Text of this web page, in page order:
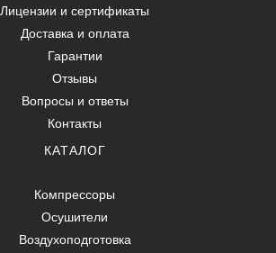
Лицензии и сертификаты
Доставка и оплата
Гарантии
Отзывы
Вопросы и ответы
Контакты
КАТАЛОГ
Компрессоры
Осушители
Воздухоподготовка